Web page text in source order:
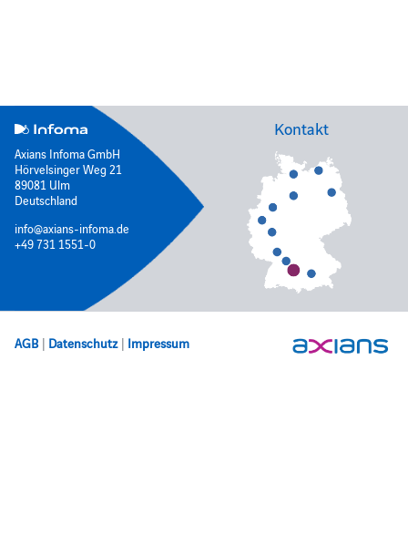
Axians Infoma GmbH
Hörvelsinger Weg 21
89081 Ulm
Deutschland
info@axians-infoma.de
+49 731 1551-0
Kontakt
AGB | Datenschutz | Impressum